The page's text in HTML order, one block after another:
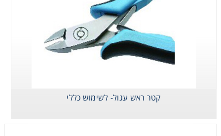
קטר ראש עגול- לשימוש כללי
Liquid Handling
Plasticware